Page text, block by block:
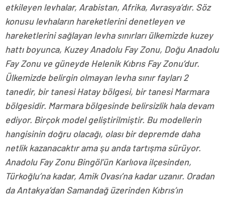
etkileyen levhalar, Arabistan, Afrika, Avrasya’dır. Söz
konusu levhaların hareketlerini denetleyen ve
hareketlerini sağlayan levha sınırları ülkemizde kuzey
hattı boyunca, Kuzey Anadolu Fay Zonu, Doğu Anadolu
Fay Zonu ve güneyde Helenik Kıbrıs Fay Zonu’dur.
Ülkemizde belirgin olmayan levha sınır fayları 2
tanedir, bir tanesi Hatay bölgesi, bir tanesi Marmara
bölgesidir. Marmara bölgesinde belirsizlik hala devam
ediyor. Birçok model geliştirilmiştir. Bu modellerin
hangisinin doğru olacağı, olası bir depremde daha
netlik kazanacaktır ama şu anda tartışma sürüyor.
Anadolu Fay Zonu Bingöl’ün Karlıova ilçesinden,
Türkoğlu’na kadar, Amik Ovası’na kadar uzanır. Oradan
da Antakya’dan Samandağ üzerinden Kıbrıs’ın